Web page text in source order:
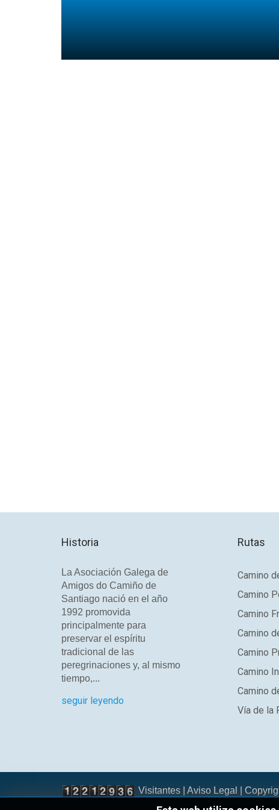
Historia
La Asociación Galega de
Amigos do Camiño de
Santiago nació en el año
1992 promovida
principalmente para
preservar el espíritu
tradicional de las
peregrinaciones y, al mismo
tiempo,...
seguir leyendo
Rutas
Camino
Camino
Camino
Camino
Camino
Camino
Camino
Vía de la
Visitantes | Aviso Legal |